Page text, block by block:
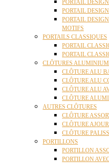
PORTAIL
PORTAIL
PORTAIL
MOTIFS
PORTAILS CLASSIQUES
PORTAIL
PORTAIL
CLÔTURES ALUMINIUM
CLÔTURE ALU
CLÔTURE ALU
CLÔTURE ALU
CLÔTURE
AUTRES CLÔTURES
CLÔTURE
CLÔTURE
CLÔTURE
PORTILLONS
PORTILLON
PORTILLON